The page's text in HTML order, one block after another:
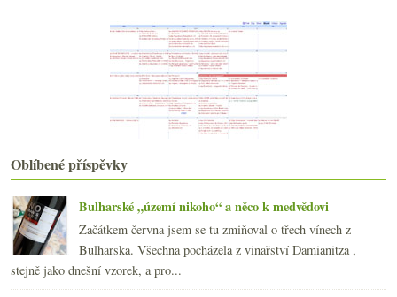
(23)
► března(22)
►února(20)
►ledna (21)
►2014(254)
► 2013(249)
►2012(254)
►2011(252)
Oblíbené příspěvky
Bulharské „území nikoho“ a něco k medvědovi
Začátkem června jsem se tu zmiňoval o třech vínech z
Bulharska. Všechna pocházela z vinařství Damianitza ,
stejně jako dnešní vzorek, a pro...